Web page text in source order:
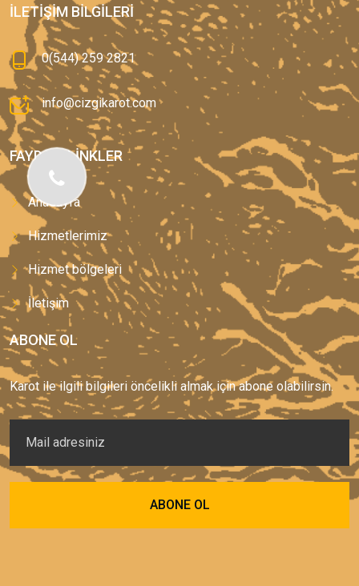
İLETIŞIM BILGILERI
0(544) 259 2821
info@cizgikarot.com
FAYDALI LINKLER
Anasayfa
Hizmetlerimiz
Hizmet bölgeleri
İletişim
ABONE OL
Karot ile ilgili bilgileri öncelikli almak için abone olabilirsin.